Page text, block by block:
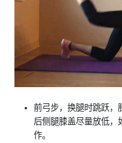
前弓步，换腿时跳跃，
后侧腿膝盖尽量放低，
作。